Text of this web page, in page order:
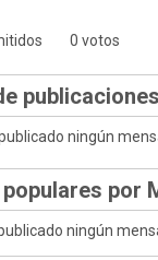
0 votos
ningún
por
ningún